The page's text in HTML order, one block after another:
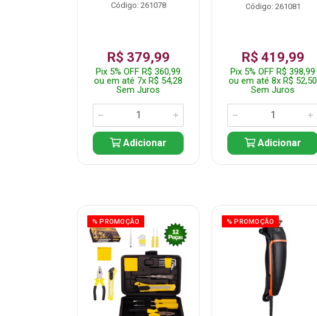
Código: 261078
R$ 379,99
Pix 5% OFF R$ 360,99
ou em até 7x R$ 54,28
Sem Juros
Adicionar
Código: 261081
R$ 419,99
Pix 5% OFF R$ 398,99
ou em até 8x R$ 52,50
Sem Juros
Adicionar
% PROMOÇÃO % PROMOÇÃO